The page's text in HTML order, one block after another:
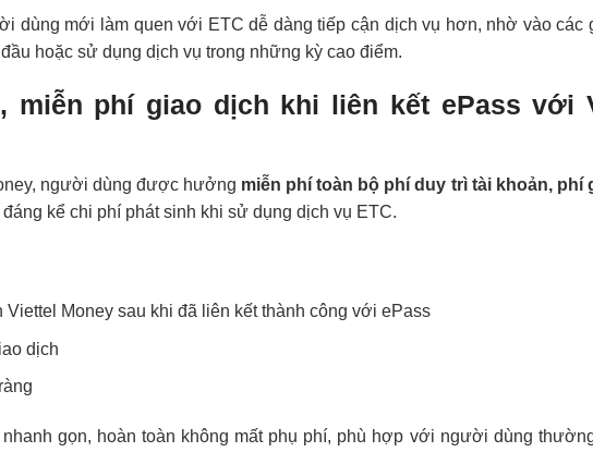
dùng mới làm quen với ETC dễ dàng tiếp cận dịch vụ hơn, nhờ vào các
hoặc sử dụng dịch vụ trong những kỳ cao điểm.
miễn phí giao dịch khi liên kết ePass với
người dùng được hưởng miễn phí toàn bộ phí duy trì tài khoản, phí
kể chi phí phát sinh khi sử dụng dịch vụ ETC.
Viettel Money sau khi đã liên kết thành công với ePass
dịch
gọn, hoàn toàn không mất phụ phí, phù hợp với người dùng